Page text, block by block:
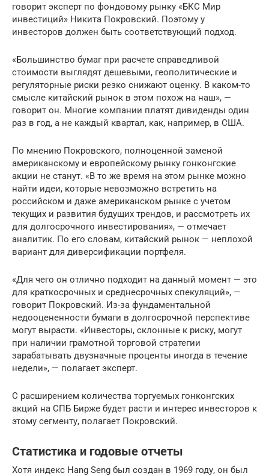
говорит эксперт по фондовому рынку «БКС Мир
инвестиций» Никита Покровский. Поэтому у
инвесторов должен быть соответствующий подход.
«Большинство бумаг при расчете справедливой
стоимости выглядят дешевыми, геополитические и
регуляторные риски резко снижают оценку. В каком-то
смысле китайский рынок в этом похож на наш», —
говорит он. Многие компании платят дивиденды один
раз в год, а не каждый квартал, как, например, в США.
По мнению Покровского, полноценной заменой
американскому и европейскому рынку гонконгские
акции не станут. «В то же время на этом рынке можно
найти идеи, которые невозможно встретить на
российском и даже американском рынке с учетом
текущих и развития будущих трендов, и рассмотреть их
для долгосрочного инвестирования», — отмечает
аналитик. По его словам, китайский рынок — неплохой
вариант для диверсификации портфеля.
«Для чего он отлично подходит на данный момент — это
для краткосрочных и среднесрочных спекуляций», —
говорит Покровский. Из-за фундаментальной
недооцененности бумаги в долгосрочной перспективе
могут вырасти. «Инвесторы, склонные к риску, могут
при наличии грамотной торговой стратегии
зарабатывать двузначные проценты иногда в течение
недели», — полагает эксперт.
С расширением количества торгуемых гонконгских
акций на СПБ Бирже будет расти и интерес инвесторов к
этому сегменту, полагает Покровский.
Статистика и годовые отчеты
Хотя индекс Hang Seng был создан в 1969 году, он был